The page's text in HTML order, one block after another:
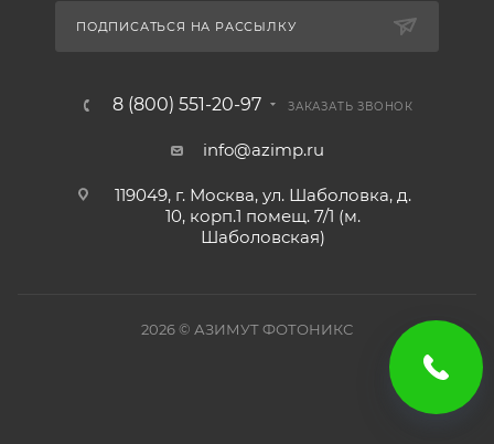
ПОДПИСАТЬСЯ НА РАССЫЛКУ
8 (800) 551-20-97 ЗАКАЗАТЬ ЗВОНОК
info@azimp.ru
119049, г. Москва, ул. Шаболовка, д.
10, корп.1 помещ. 7/1 (м.
Шаболовская)
2026© АЗИМУТ ФОТОНИКС